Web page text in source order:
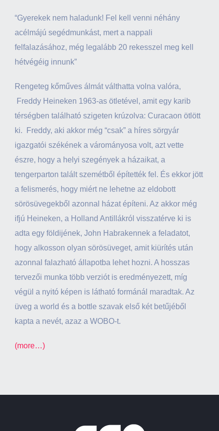
“Gyerekek nem haladunk! Fel kell venni néhány
acélmájú segédmunkást, mert a nappali
felfalazásához, még legalább 20 rekesszel meg kell
hétvégéig innunk”
Rengeteg kőműves álmát válthatta volna valóra,
Freddy Heineken 1963-as ötletével, amit egy karib
térségben található szigeten krúzolva: Curacaon ötlött
ki. Freddy, aki akkor még “csak” a híres sörgyár
igazgatói székének a várományosa volt, azt vette
észre, hogy a helyi szegények a házaikat, a
tengerparton talált szemétből építették fel. És ekkor jött
a felismerés, hogy miért ne lehetne az eldobott
sörösüvegekből azonnal házat építeni. Az akkor még
ifjú Heineken, a Holland Antillákról visszatérve ki is
adta egy földijének, John Habrakennek a feladatot,
hogy alkosson olyan sörösüveget, amit kiürítés után
azonnal falazható állapotba lehet hozni. A hosszas
tervezői munka több verziót is eredményezett, míg
végül a nyitó képen is látható formánál maradtak. Az
üveg a world és a bottle szavak első két betűjéből
kapta a nevét, azaz a WOBO-t.
(more…)